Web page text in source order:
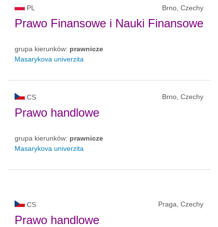
PL Brno, Czechy
Prawo Finansowe i Nauki Finansowe
grupa kierunków: prawnicze
Masarykova univerzita
CS Brno, Czechy
Prawo handlowe
grupa kierunków: prawnicze
Masarykova univerzita
CS Praga, Czechy
Prawo handlowe